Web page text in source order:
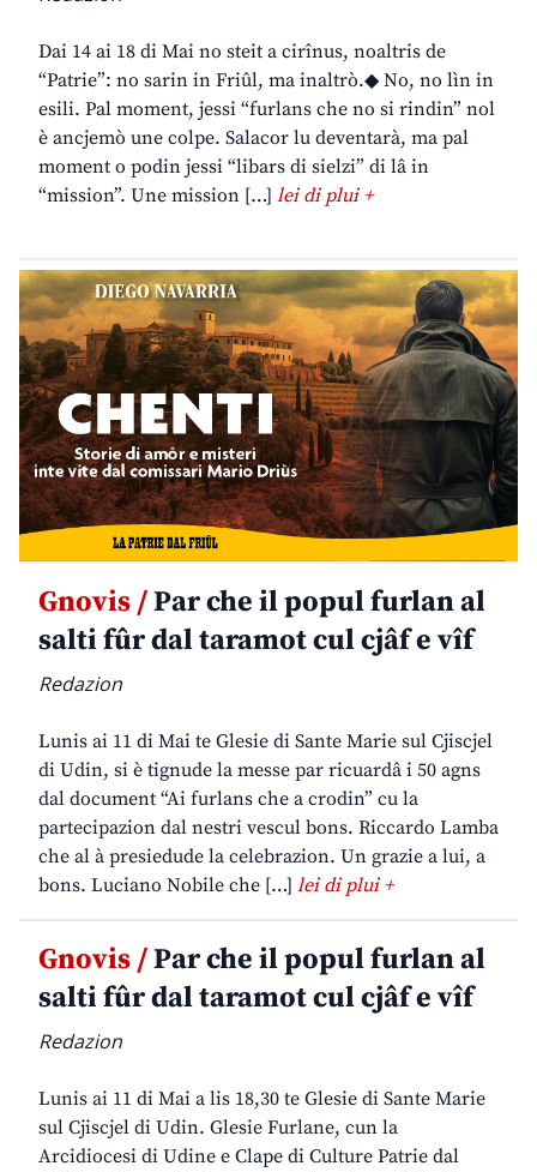
Dai 14 ai 18 di Mai no steit a cirînus, noaltris de
“Patrie”: no sarin in Friûl, ma inaltrò.◆ No, no lìn in
esili. Pal moment, jessi “furlans che no si rindin” nol
è ancjemò une colpe. Salacor lu deventarà, ma pal
moment o podin jessi “libars di sielzi” di lâ in
“mission”. Une mission […] lei di plui +
Gnovis /Par che il popul furlan al
salti fûr dal taramot cul cjâf e vîf
Redazion
Lunis ai 11 di Mai te Glesie di Sante Marie sul Cjiscjel
di Udin, si è tignude la messe par ricuardâ i 50 agns
dal document “Ai furlans che a crodin” cu la
partecipazion dal nestri vescul bons. Riccardo Lamba
che al à presiedude la celebrazion. Un grazie a lui, a
bons. Luciano Nobile che […] lei di plui +
Gnovis /Par che il popul furlan al
salti fûr dal taramot cul cjâf e vîf
Redazion
Lunis ai 11 di Mai a lis 18,30 te Glesie di Sante Marie
sul Cjiscjel di Udin. Glesie Furlane, cun la
Arcidiocesi di Udine e Clape di Culture Patrie dal